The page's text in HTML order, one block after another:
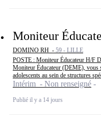
Moniteur
DOMINO RH - 59 - LILLE
POSTE : Moniteur Éducateur H/F
Moniteur Éducateur (DEME), vous
adolescents au sein de structures
Intérim - Non renseigné
Publié il y a 14 jours